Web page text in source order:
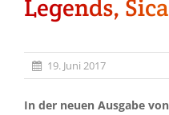
Impressum
Jobs
Discord
Legends,
19. Juni 2017
In der neuen Ausgabe